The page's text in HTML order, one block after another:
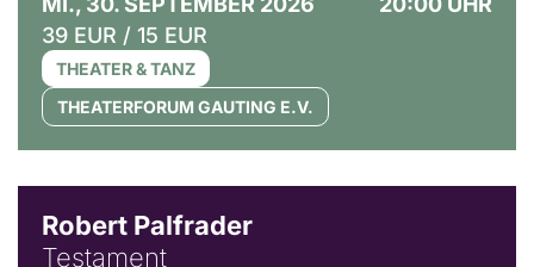
39 EUR / 15 EUR
THEATER & TANZ
THEATERFORUM GAUTING E.V.
Robert Palfrader
Testament